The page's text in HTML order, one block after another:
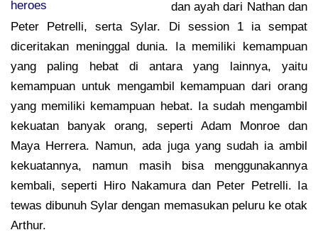
dan ayah dari Nathan dan
Peter Petrelli, serta Sylar. Di session 1 ia sempat
diceritakan meninggal dunia. Ia memiliki kemampuan
yang paling hebat di antara yang lainnya, yaitu
kemampuan untuk mengambil kemampuan dari orang
yang memiliki kemampuan hebat. Ia sudah mengambil
kekuatan banyak orang, seperti Adam Monroe dan
Maya Herrera. Namun, ada juga yang sudah ia ambil
kekuatannya, namun masih bisa menggunakannya
kembali, seperti Hiro Nakamura dan Peter Petrelli. Ia
tewas dibunuh Sylar dengan memasukan peluru ke otak
Arthur.